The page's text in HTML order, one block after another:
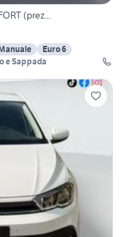
(prez...
Euro 6
e Sappada